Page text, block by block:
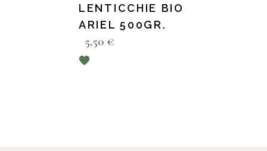
LENTICCHIE BIO
ARIEL 500GR.
5,50 €